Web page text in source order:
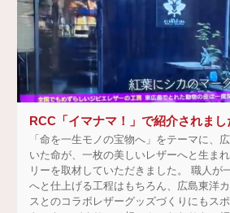
RCC「イマナマ！」で紹介されまし
「命を一生モノの宝物へ」をテーマに、
いた命が、一枚の美しいレザーへと生ま
リーを取材していただきました。 職人が
へと仕上げる工程はもちろん、広島東洋
スとのコラボレザーグッズづくりにもス